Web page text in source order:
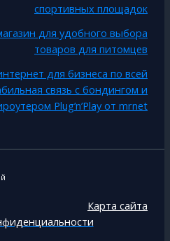
спортивных площадок
для удобного выбора
товаров для питомцев
для бизнеса по всей
связь с бондингом и
Plug’n’Play от mrnet
Карта сайта